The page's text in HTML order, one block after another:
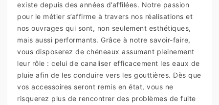
existe depuis des années d’affilées. Notre passion
pour le métier s’affirme à travers nos réalisations et
nos ouvrages qui sont, non seulement esthétiques,
mais aussi performants. Grâce à notre savoir-faire,
vous disposerez de chéneaux assumant pleinement
leur rôle : celui de canaliser efficacement les eaux de
pluie afin de les conduire vers les gouttières. Dès que
vos accessoires seront remis en état, vous ne
risquerez plus de rencontrer des problèmes de fuite